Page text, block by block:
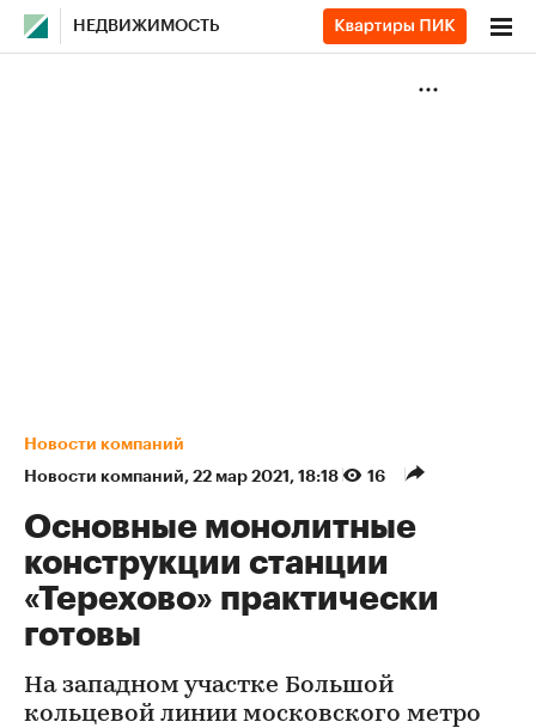
НЕДВИЖИМОСТЬ
Новости компаний
Новости компаний⁠, 22 мар 2021, 18:18 16
Основные монолитные
конструкции станции
«Терехово» практически
готовы
На западном участке Большой
кольцевой линии московского метро